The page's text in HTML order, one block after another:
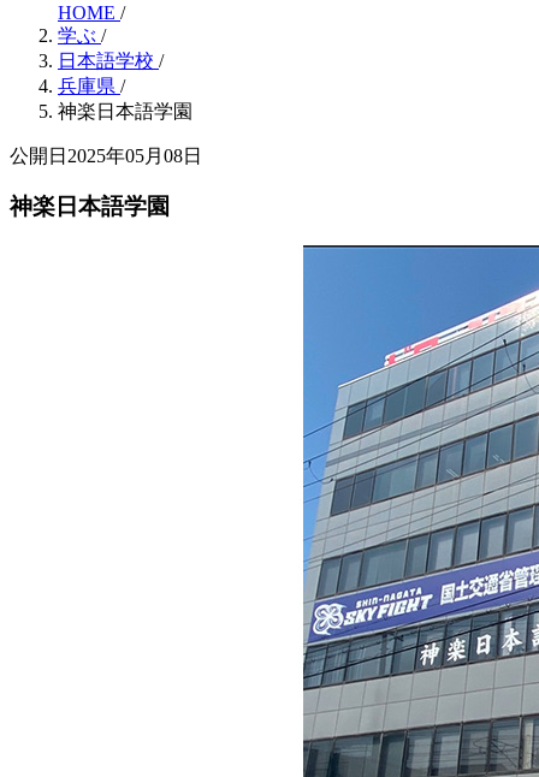
HOME /
学ぶ /
日本語学校 /
兵庫県 /
神楽日本語学園
公開日2025年05月08日
神楽日本語学園